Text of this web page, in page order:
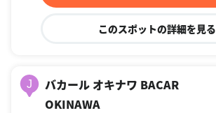
このスポットの詳細を見る
J
バカール オキナワ BACAR
OKINAWA